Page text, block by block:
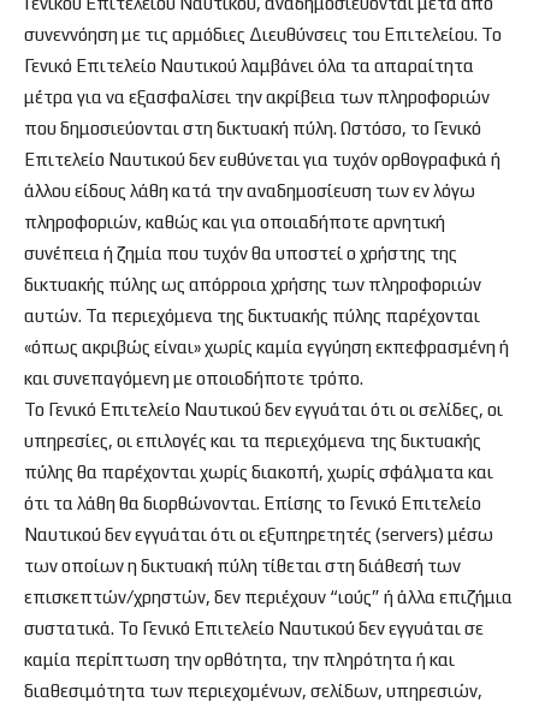
συνεννόηση με τις αρμόδιες Διευθύνσεις του Επιτελείου. Το
Γενικό Επιτελείο Ναυτικού λαμβάνει όλα τα απαραίτητα
μέτρα για να εξασφαλίσει την ακρίβεια των πληροφοριών
που δημοσιεύονται στη δικτυακή πύλη. Ωστόσο, το Γενικό
Επιτελείο Ναυτικού δεν ευθύνεται για τυχόν ορθογραφικά ή
άλλου είδους λάθη κατά την αναδημοσίευση των εν λόγω
πληροφοριών, καθώς και για οποιαδήποτε αρνητική
συνέπεια ή ζημία που τυχόν θα υποστεί ο χρήστης της
δικτυακής πύλης ως απόρροια χρήσης των πληροφοριών
αυτών. Τα περιεχόμενα της δικτυακής πύλης παρέχονται
«όπως ακριβώς είναι» χωρίς καμία εγγύηση εκπεφρασμένη ή
και συνεπαγόμενη με οποιοδήποτε τρόπο.
Το Γενικό Επιτελείο Ναυτικού δεν εγγυάται ότι οι σελίδες, οι
υπηρεσίες, οι επιλογές και τα περιεχόμενα της δικτυακής
πύλης θα παρέχονται χωρίς διακοπή, χωρίς σφάλματα και
ότι τα λάθη θα διορθώνονται. Επίσης το Γενικό Επιτελείο
Ναυτικού δεν εγγυάται ότι οι εξυπηρετητές (servers) μέσω
των οποίων η δικτυακή πύλη τίθεται στη διάθεσή των
επισκεπτών/χρηστών, δεν περιέχουν “ιούς” ή άλλα επιζήμια
συστατικά. Το Γενικό Επιτελείο Ναυτικού δεν εγγυάται σε
καμία περίπτωση την ορθότητα, την πληρότητα ή και
διαθεσιμότητα των περιεχομένων, σελίδων, υπηρεσιών,